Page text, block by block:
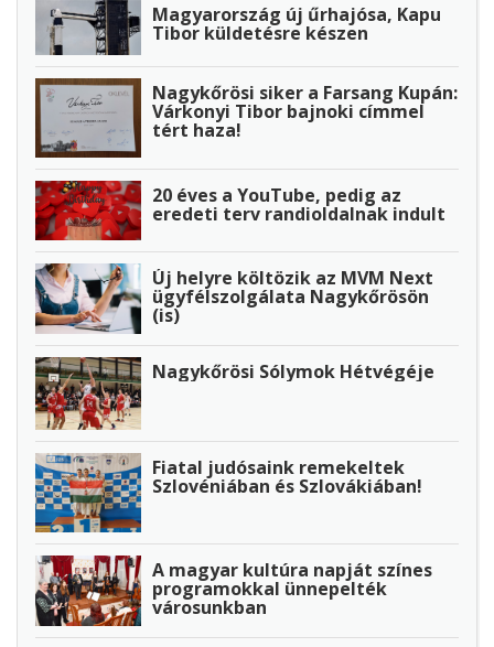
Magyarország új űrhajósa, Kapu
Tibor küldetésre készen
Nagykőrösi siker a Farsang Kupán:
Várkonyi Tibor bajnoki címmel
tért haza!
20 éves a YouTube, pedig az
eredeti terv randioldalnak indult
Új helyre költözik az MVM Next
ügyfélszolgálata Nagykőrösön
(is)
Nagykőrösi Sólymok Hétvégéje
Fiatal judósaink remekeltek
Szlovéniában és Szlovákiában!
A magyar kultúra napját színes
programokkal ünnepelték
városunkban